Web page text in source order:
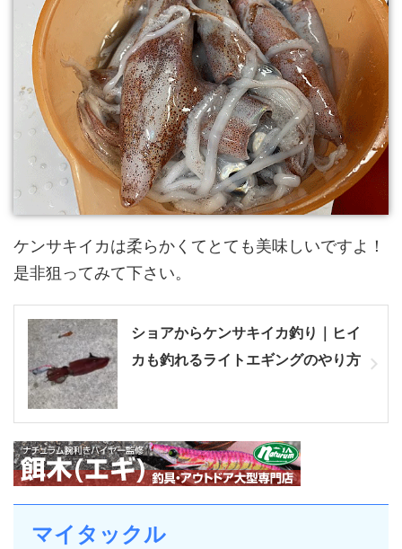
ケンサキイカは柔らかくてとても美味しいですよ！
是非狙ってみて下さい。
ショアからケンサキイカ釣り｜ヒイ
カも釣れるライトエギングのやり方
マイタックル